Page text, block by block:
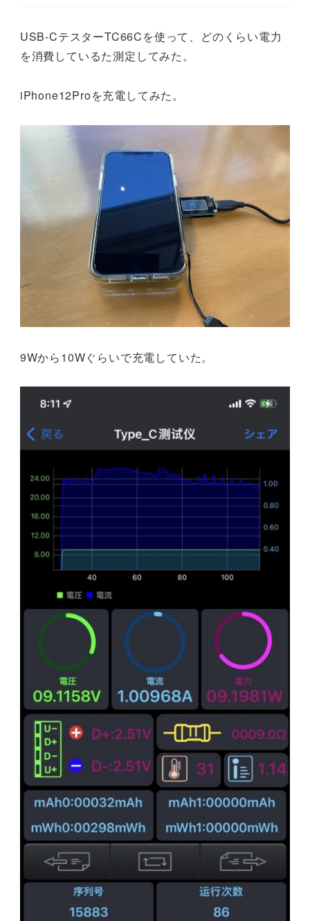
USB-CテスターTC66Cを使って、どのくらい電力
を消費しているた測定してみた。
iPhone12Proを充電してみた。
9Wから10Wぐらいで充電していた。